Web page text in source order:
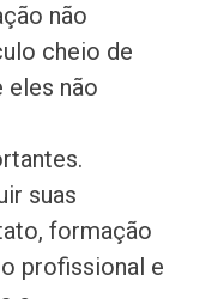
não
cheio de
não
suas
formação
profissional e